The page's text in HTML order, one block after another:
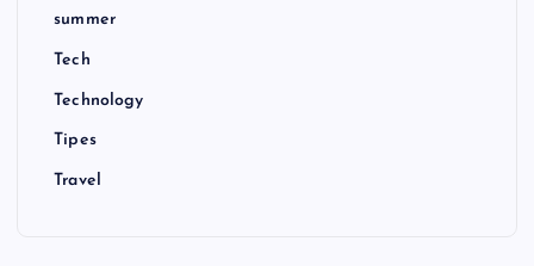
summer
Tech
Technology
Tipes
Travel